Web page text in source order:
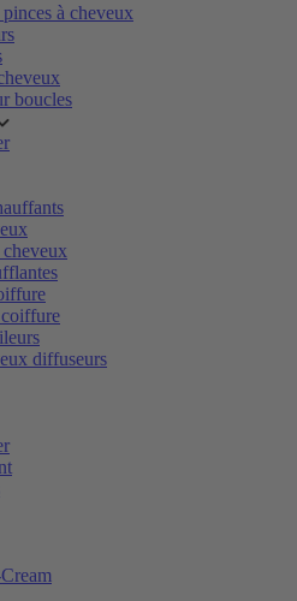
à cheveux
boucles
diffuseurs